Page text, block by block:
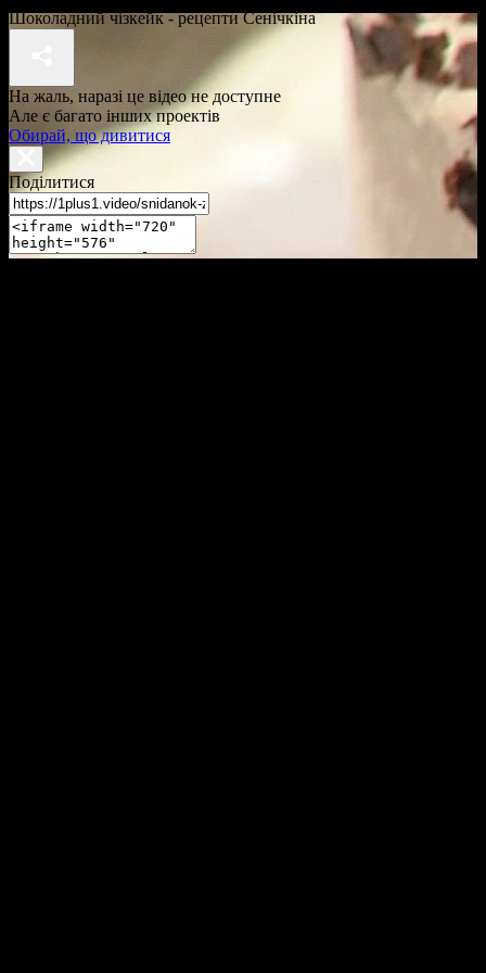
Шоколадний чізкейк - рецепти Сенічкіна
На жаль, наразі це відео не доступне
Але є багато інших проектів
Обирай, що дивитися
Поділитися